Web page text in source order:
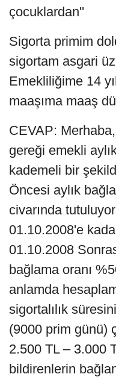
çocuklardan''
Sigorta primim
sigortam asgari
Emekliliğime 14
maaşıma maaş
CEVAP:
gereği emekli
kademeli bir
Öncesi aylık
civarında
01.10.2008'e
01.10.2008
bağlama oranı
anlamda
sigortalılık
(9000 prim günü)
2.500 TL – 3.000
bildirenlerin